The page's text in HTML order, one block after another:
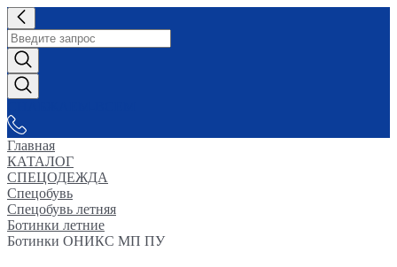
Главная
КАТАЛОГ
СПЕЦОДЕЖДА
Спецобувь
Спецобувь летняя
Ботинки летние
Ботинки ОНИКС МП ПУ